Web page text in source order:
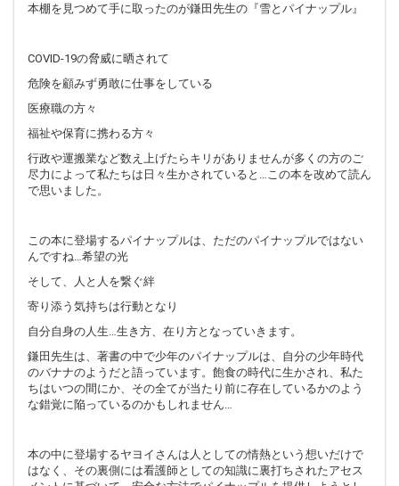
本棚を見つめて手に取ったのが鎌田先生の『雪とパイナップル』
COVID-19の脅威に晒されて
危険を顧みず勇敢に仕事をしている
医療職の方々
福祉や保育に携わる方々
行政や運搬業など数え上げたらキリがありませんが多くの方のご
尽力によって私たちは日々生かされていると…この本を改めて読ん
で思いました。
この本に登場するパイナップルは、ただのパイナップルではない
んですね…希望の光
そして、人と人を繋ぐ絆
寄り添う気持ちは行動となり
自分自身の人生…生き方、在り方となっていきます。
鎌田先生は、著書の中で少年のパイナップルは、自分の少年時代
のバナナのようだと語っています。飽食の時代に生かされ、私た
ちはいつの間にか、その全てが当たり前に存在しているかのよう
な錯覚に陥っているのかもしれません…
本の中に登場するヤヨイさんは人としての情熱という想いだけで
はなく、その裏側には看護師としての知識に裏打ちされたアセス